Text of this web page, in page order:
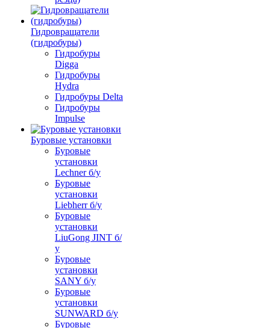
Гидровращатели
(гидробуры)
Гидробуры
Digga
Гидробуры
Hydra
Гидробуры Delta
Гидробуры
Impulse
Буровые установки
Буровые
установки
Lechner б/у
Буровые
установки
Liebherr б/у
Буровые
установки
LiuGong JINT б/
у
Буровые
установки
SANY б/у
Буровые
установки
SUNWARD б/у
Буровые